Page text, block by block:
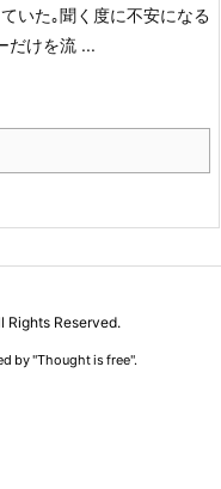
いた｡聞く度に不安になる
だけを流 ...
Rights Reserved.
by "Thought is free".